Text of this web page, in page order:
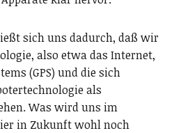
sich uns dadurch, daß wir
also etwa das Internet,
(GPS) und die sich
als
Was wird uns im
in Zukunft wohl noch